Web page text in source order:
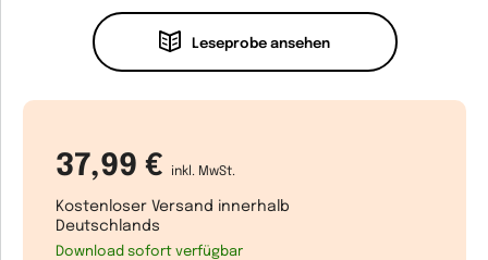
Leseprobe ansehen
37,99 € inkl. MwSt.
Kostenloser Versand innerhalb
Deutschlands
Download sofort verfügbar